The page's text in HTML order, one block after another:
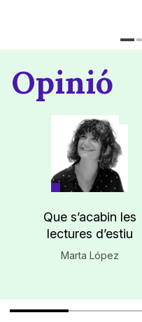
Opinió
Que s’acabin les
lectures d’estiu
Marta López